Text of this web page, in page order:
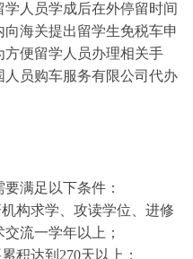
人员学成后在外停留时间
海关提出留学生免税车申
便留学人员办理相关手
员购车服务有限公司代办
满足以下条件：
构求学、攻读学位、进修
流一学年以上；
积达到270天以上；